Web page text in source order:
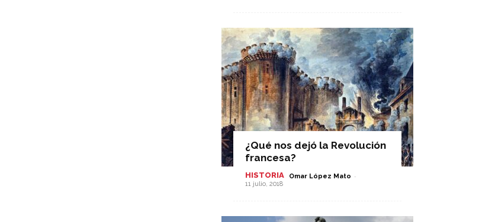
¿Qué nos dejó la Revolución
francesa?
HISTORIA Omar López Mato -
11 julio, 2018